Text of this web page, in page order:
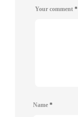
Your comment *
Name *